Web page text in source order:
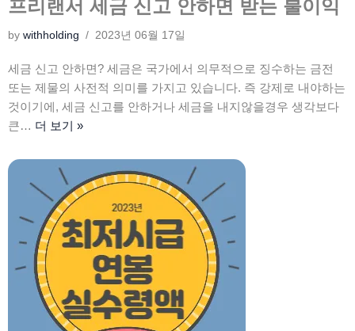
프리랜서 세금 신고 안하면 받는 불이익
by withholding 2023년 06월 17일
세금 신고 안하면? 세금은 국가에서 의무적으로 징수하는 금전
또는 제물의 사전적 의미를 가지고 있습니다. 즉 강제로 내야하는
것이기에, 세금 신고를 안하거나 세금을 내지않을경우 생각보다
큰… 더 보기 »